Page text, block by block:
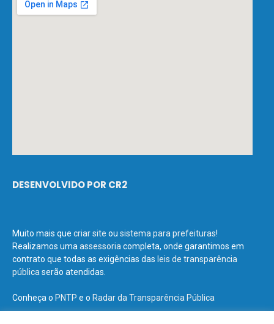
DESENVOLVIDO POR CR2
Muito mais que criar site ou sistema para prefeituras!
Realizamos umaassessoriacompleta, onde garantimos em
contrato que todas as exigências das leis de transparência
públicaserão atendidas.
Conheça o PNTP e o Radar da Transparência Pública